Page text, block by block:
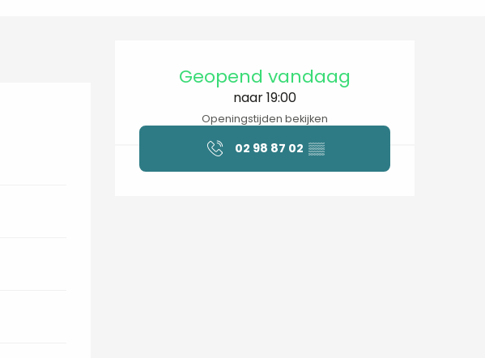
Openingstijden en
Geopend vandaag
naar 19:00
Openingstijden bekijken
02 98 87 02 ▒▒